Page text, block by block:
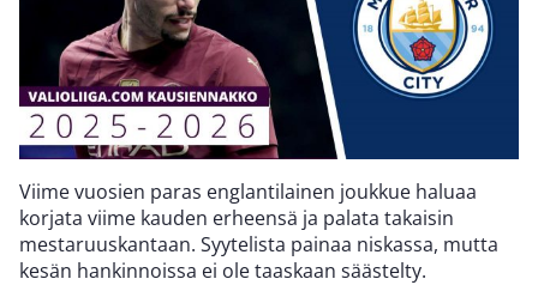
Viime vuosien paras englantilainen joukkue haluaa
korjata viime kauden erheensä ja palata takaisin
mestaruuskantaan. Syytelista painaa niskassa, mutta
kesän hankinnoissa ei ole taaskaan säästelty.